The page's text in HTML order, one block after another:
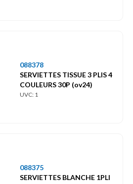
088378
SERVIETTES TISSUE 3 PLIS 4
COULEURS 30P (ov24)
UVC: 1
088375
SERVIETTES BLANCHE 1PLI